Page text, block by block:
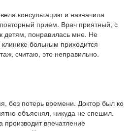
консультацию и назначила
прием. Врач приятный, с
детям, понравилась мне. Не
клинике больным приходится
считаю, это неправильно.
без потерь времени. Доктор был ко
объяснял, никуда не спешил.
впечатление